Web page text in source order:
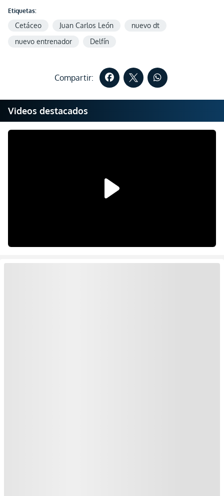
Etiquetas:
Cetáceo Juan Carlos León
nuevo dt
nuevo entrenador
Delfín
Compartir:
Videos destacados